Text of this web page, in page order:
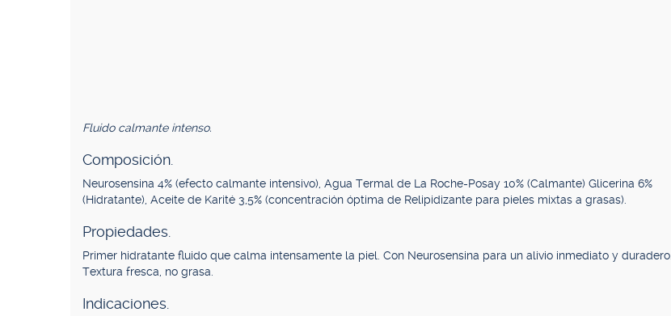
Fluido calmante intenso.
Composición.
Neurosensina 4% (efecto calmante intensivo), Agua Termal de La Roche-Posay 10% (Calmante) Glicerina 6%
(Hidratante), Aceite de Karité 3,5% (concentración óptima de Relipidizante para pieles mixtas a grasas).
Propiedades.
Primer hidratante fluido que calma intensamente la piel. Con Neurosensina para un alivio inmediato y duradero.
Textura fresca, no grasa.
Indicaciones.